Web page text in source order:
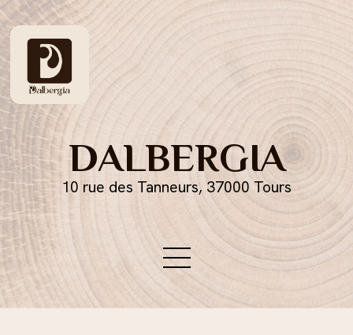
DALBERGIA
10 rue des Tanneurs, 37000 Tours